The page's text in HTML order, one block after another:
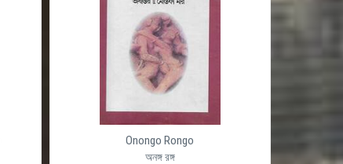
Onongo Rongo
অনঙ্গ রঙ্গ